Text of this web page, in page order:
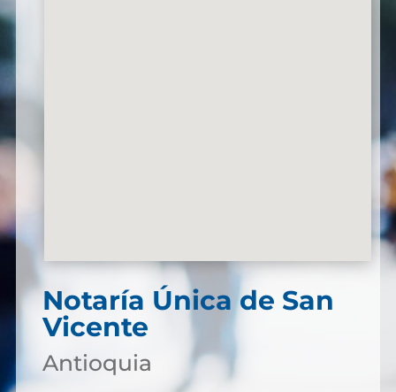
Notaría Única de San
Vicente
Antioquia